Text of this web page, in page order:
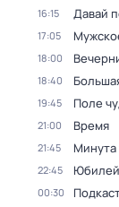
16:15 Давай
17:05
18:00
18:40
19:45 Поле
21:00 Время
21:45
22:45
00:30